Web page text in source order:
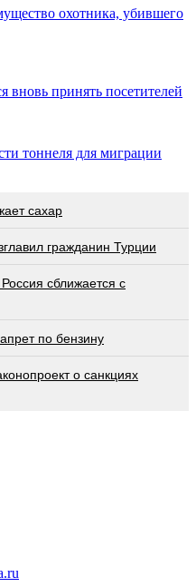
охотника, убившего
вновь принять посетителей
тоннеля для миграции
сахар
гражданин Турции
сближается с
по бензину
о санкциях